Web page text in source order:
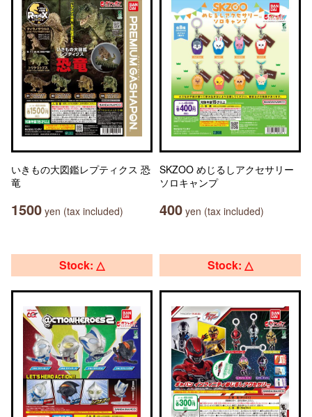
いきもの大図鑑レプティクス 恐
竜
1500 yen (tax included)
SKZOO めじるしアクセサリー
ソロキャンプ
400 yen (tax included)
Stock: △ Stock: △